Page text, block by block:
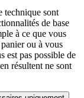
technique sont
de base
à ce que vous
ou à vous
est pas possible de
résultent ne sont